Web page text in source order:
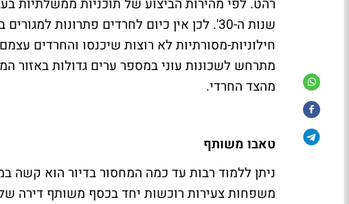
רהט. לפי מהירות הביצוע של תוכניות ממשלתיות
שנות ה-30'. לכן אין כיום לחרדים פתרונות
חילוניות-מסורתיות לא רוצות שיכנסו והחרדים
מתרחש לשכונות עוני במספר ערים גדולות באזור
מהצד החרדי.
טאבו משותף
ניתן ללמוד רבות עד כמה המחסור בדיור הוא
משפחות צעירות רוכשות יחד בכסף משותף דירה